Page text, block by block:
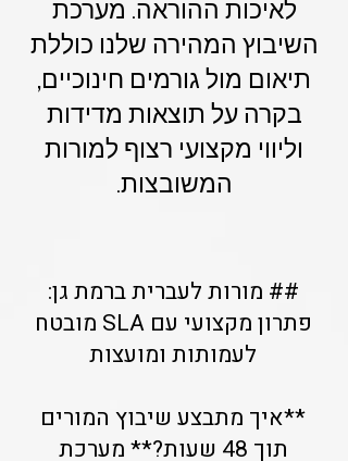
לאיכות ההוראה. מערכת
השיבוץ המהירה שלנו כוללת
תיאום מול גורמים חינוכיים,
בקרה על תוצאות מדידות
וליווי מקצועי רצוף למורות
המשובצות.
## מורות לעברית ברמת גן:
פתרון מקצועי עם SLA מובטח
לעמותות ומועצות
**איך מתבצע שיבוץ המורים
תוך 48 שעות?** מערכת